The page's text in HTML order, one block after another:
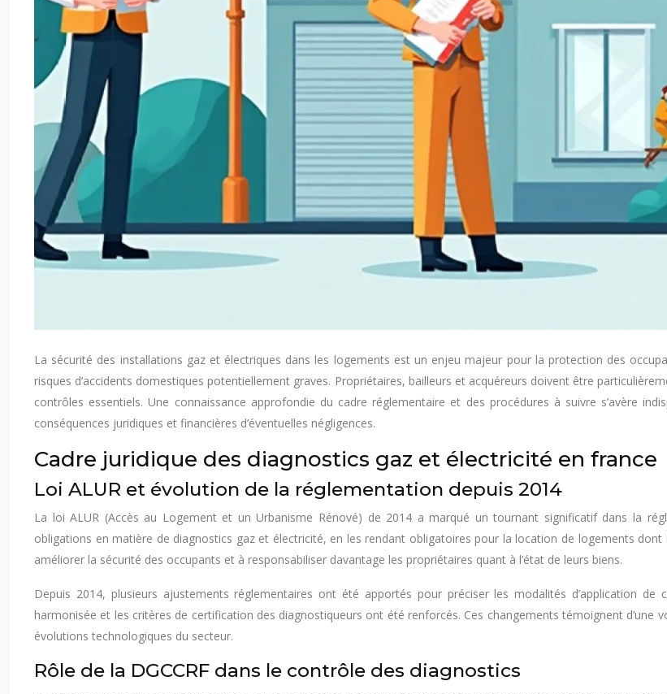
La sécurité des installations gaz et électriques dans les logements est un enjeu majeur pour la protection des
risques d’accidents domestiques potentiellement graves. Propriétaires, bailleurs et acquéreurs doivent être
contrôles essentiels. Une connaissance approfondie du cadre réglementaire et des procédures à suivre s’avère
conséquences juridiques et financières d’éventuelles négligences.
Cadre juridique des diagnostics gaz et électricité en france
Loi ALUR et évolution de la réglementation depuis 2014
La loi ALUR (Accès au Logement et un Urbanisme Rénové) de 2014 a marqué un tournant significatif dans la
obligations en matière de diagnostics gaz et électricité, en les rendant obligatoires pour la location de logements
améliorer la sécurité des occupants et à responsabiliser davantage les propriétaires quant à l’état de leurs biens.
Depuis 2014, plusieurs ajustements réglementaires ont été apportés pour préciser les modalités d’application
harmonisée et les critères de certification des diagnostiqueurs ont été renforcés. Ces changements témoignent d’une
évolutions technologiques du secteur.
Rôle de la DGCCRF dans le contrôle des diagnostics